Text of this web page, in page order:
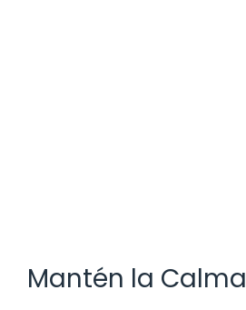
Mantén la Calma